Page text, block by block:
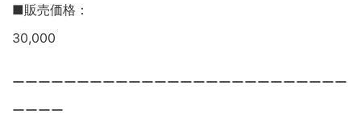
■販売価格：
30,000
ーーーーーーーーーーーーーーーーーーーーーーーーーー
ーーーー